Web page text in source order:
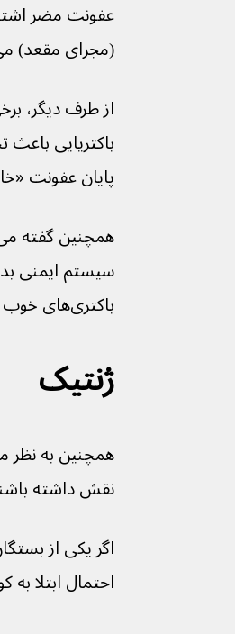
(مجرای مقعد)
از طرف دیگر،
پایان عفونت «خاموش» نمی‌شود و
سیستم ایمنی
باکتری‌های خوب و بد در روده وجود داشته باشد.
ژنتیک
نقش داشته
اگر یکی از
احتمال ابتلا